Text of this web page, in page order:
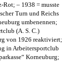
Rot; – 1938 = musste
Turn und Reichs
umbenennen;
(A. S. C.)
von 1926 reaktiviert;
in Arbeitersportclub
Korneuburg;